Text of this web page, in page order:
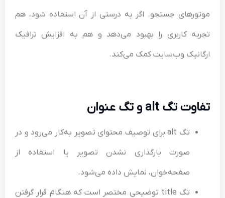
موتورهای جستجو. اگر به‌ درستی از آن استفاده شود، هم
تجربه کاربری را بهبود می‌دهد و هم به افزایش ترافیک
ارگانیک وب‌سایت کمک می‌کند.
تفاوت تگ alt و تگ عنوان
تگ alt برای توصیف محتوای تصویر به‌کار می‌رود و در
صورت بارگذاری نشدن تصویر یا استفاده از
صفحه‌خوان، نمایش داده می‌شود.
تگ title توضیحی مختصر است که هنگام قرار گرفتن